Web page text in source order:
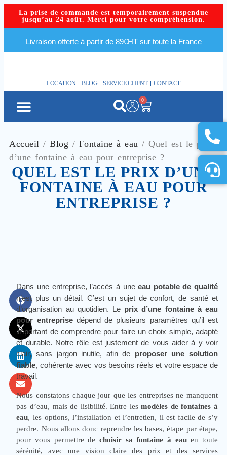
La prise de commande est temporairement suspendue
jusqu’au 24 août. Merci pour votre compréhension.
Livraison offerte à partir de 89€HT sur toute la France
LOCATION BLOG SERVICE CLIENT CONTACT
0
Accueil /Blog/Fontaine à eau/ Quel est le
prix d’une fontaine à eau pour entreprise ?
QUEL EST LE PRIX D’UNE
FONTAINE À EAU POUR
ENTREPRISE ?
Dans une entreprise, l’accès à une eau potable de qualitén’est plus
un détail. C’est un sujet de confort, de santé et d’organisation au
quotidien. Leprix d’une fontaine à eau pour entreprisedépend de
plusieurs paramètres qu’il est important de comprendre pour faire un
choix simple, adapté et durable. Notre rôle est justement de vous
aider à y voir clair, sans jargon inutile, afin de proposer une solution
fiable , cohérente avec vos besoins réels et votre espace de travail.
Nous constatons chaque jour que les entreprises ne
manquent pas d’eau, mais de lisibilité. Entre les
de fontaines à eau, les options, l’installation et
l’entretien, il est facile de s’y perdre. Nous allons donc
reprendre les bases, étape par étape, pour vous
permettre dechoisir sa fontaine à eauen toute
sérénité, avec une vision claire des prix et des services
associés.